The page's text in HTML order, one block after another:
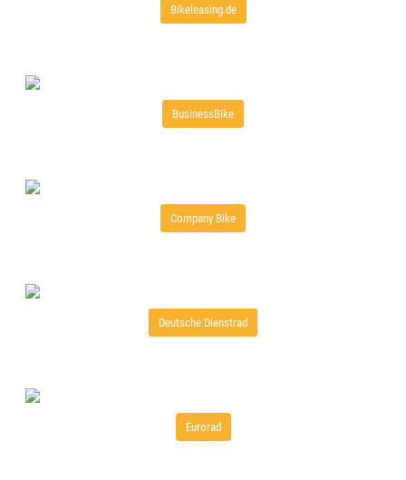
Bikeleasing.de
BusinessBike
Company Bike
Deutsche Dienstrad
Eurorad